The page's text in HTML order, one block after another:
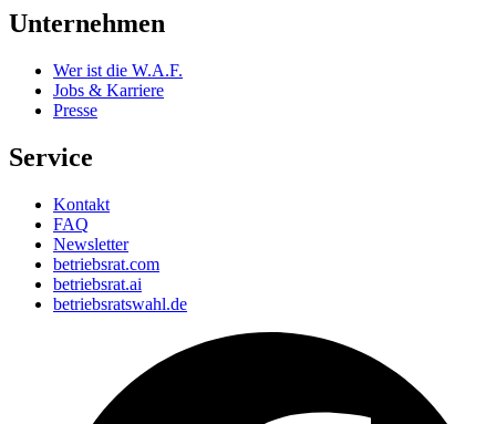
Unternehmen
Wer ist die W.A.F.
Jobs & Karriere
Presse
Service
Kontakt
FAQ
Newsletter
betriebsrat.com
betriebsrat.ai
betriebsratswahl.de